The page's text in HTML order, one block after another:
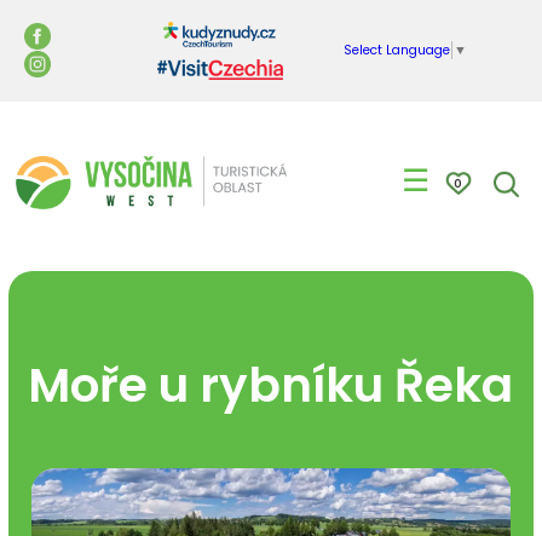
Select Language ▼
☰ 0
Moře u rybníku Řeka